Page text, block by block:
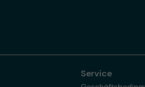
Service